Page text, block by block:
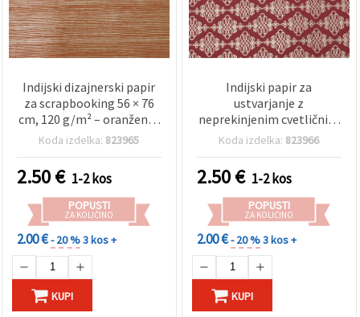
Indijski dizajnerski papir
za scrapbooking 56 × 76
cm, 120 g/m² – oranžen, s
potiskom iz metalizirane
dekorativni papir za
ustvarjanje, voščilnice in
DIY – HP37
Koda izdelka: 823965
2.50€ 1-2 kos
POPUSTI
ZA KOLIČINO
2.00 €- 20 %3 kos +
KUPI
Indijski papir za
ustvarjanje z
neprekinjenim cvetličnim
vzorcem, 120 g/m², 56 x
metalik folijskim tiskom
srebrne barve — za
scrapbooking, izdelavo
voščilnic in DIY
ustvarjanje, HP38
Koda izdelka: 823966
2.50€ 1-2 kos
POPUSTI
ZA KOLIČINO
2.00 €- 20 %3 kos +
KUPI